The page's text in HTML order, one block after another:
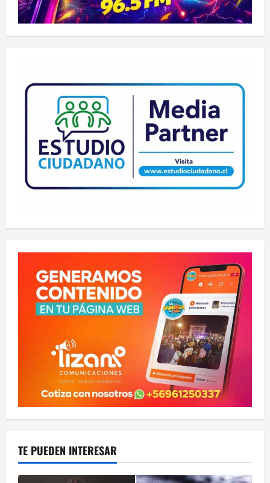
TE PUEDEN INTERESAR